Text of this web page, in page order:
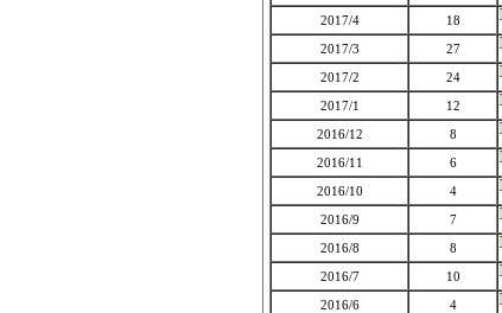
2017/4
18
2017/3
27
2017/2
24
2017/1
12
2016/12
8
2016/11
6
2016/10
4
2016/9
7
2016/8
8
2016/7
10
2016/6
4